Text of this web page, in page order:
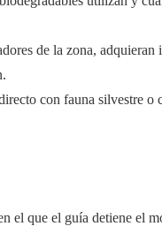
de la zona, adquieran
con fauna silvestre o
el que el guía detiene el